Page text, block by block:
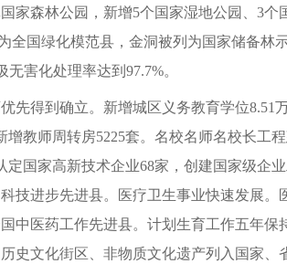
家森林公园，新增5个国家湿地公园、3
全国绿化模范县，金洞被列为国家储备
害化处理率达到97.7%。
先得到确立。新增城区义务教育学位8.51
增教师周转房5225套。名校名师名校长工
定国家高新技术企业68家，创建国家级
技进步先进县。医疗卫生事业快速发展
中医药工作先进县。计划生育工作五年
史文化街区、非物质文化遗产列入国家